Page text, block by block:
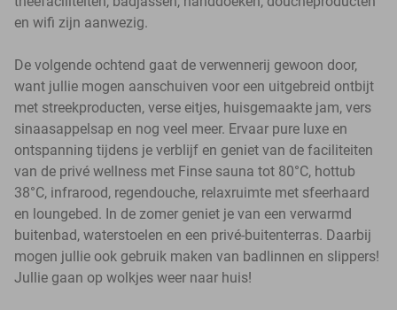
en wifi zijn aanwezig.
De volgende ochtend gaat de verwennerij gewoon door,
want jullie mogen aanschuiven voor een uitgebreid ontbijt
met streekproducten, verse eitjes, huisgemaakte jam, vers
sinaasappelsap en nog veel meer. Ervaar pure luxe en
ontspanning tijdens je verblijf en geniet van de faciliteiten
van de privé wellness met Finse sauna tot 80°C, hottub
38°C, infrarood, regendouche, relaxruimte met sfeerhaard
en loungebed. In de zomer geniet je van een verwarmd
buitenbad, waterstoelen en een privé-buitenterras. Daarbij
mogen jullie ook gebruik maken van badlinnen en slippers!
Jullie gaan op wolkjes weer naar huis!